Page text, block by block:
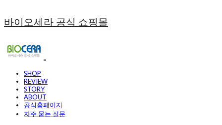
바이오세라 공식 쇼핑몰
SHOP
REVIEW
STORY
ABOUT
공식홈페이지
자주 묻는 질문